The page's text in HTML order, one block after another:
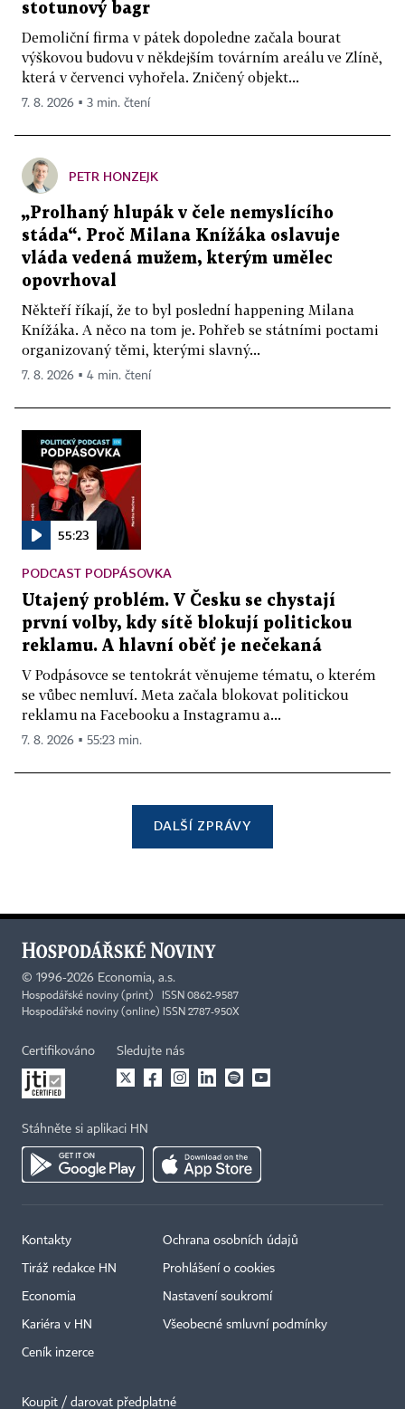
stotunový bagr
Demoliční firma v pátek dopoledne začala bourat
výškovou budovu v někdejším továrním areálu ve Zlíně,
která v červenci vyhořela. Zničený objekt...
7. 8. 2026 ▪ 3 min. čtení
PETR HONZEJK
„Prolhaný hlupák v čele nemyslícího
stáda“. Proč Milana Knížáka oslavuje
vláda vedená mužem, kterým umělec
opovrhoval
Někteří říkají, že to byl poslední happening Milana
Knížáka. A něco na tom je. Pohřeb se státními poctami
organizovaný těmi, kterými slavný...
7. 8. 2026 ▪ 4 min. čtení
55:23
PODCAST PODPÁSOVKA
Utajený problém. V Česku se chystají
první volby, kdy sítě blokují politickou
reklamu. A hlavní oběť je nečekaná
V Podpásovce se tentokrát věnujeme tématu, o kterém
se vůbec nemluví. Meta začala blokovat politickou
reklamu na Facebooku a Instagramu a...
7. 8. 2026 ▪ 55:23 min.
DALŠÍ ZPRÁVY
© 1996-2026 Economia, a.s.
Hospodářské noviny (print) ISSN 0862-9587
Hospodářské noviny (online) ISSN 2787-950X
Certifikováno Sledujte nás
Stáhněte si aplikaci HN
Kontakty
Tiráž redakce HN
Economia
Kariéra v HN
Ceník inzerce
Ochrana osobních údajů
Prohlášení o cookies
Nastavení soukromí
Všeobecné smluvní podmínky
Koupit / darovat předplatné